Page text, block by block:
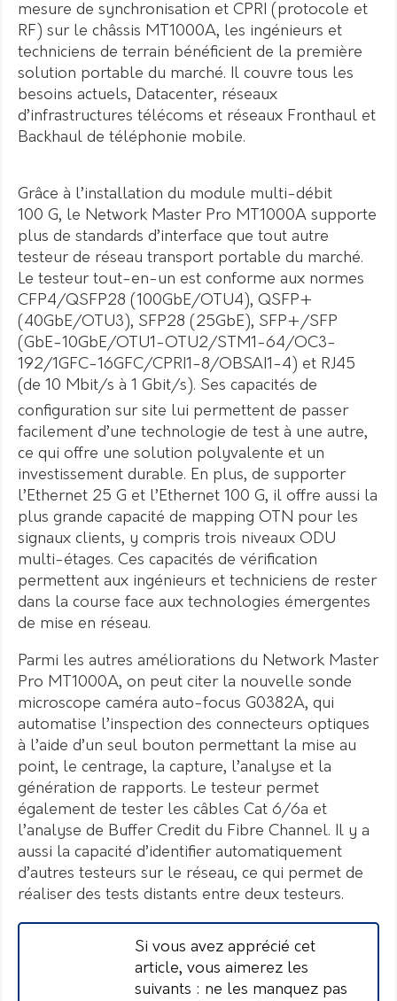
mesure de synchronisation et CPRI (protocole et
RF) sur le châssis MT1000A, les ingénieurs et
techniciens de terrain bénéficient de la première
solution portable du marché. Il couvre tous les
besoins actuels, Datacenter, réseaux
d’infrastructures télécoms et réseaux Fronthaul et
Backhaul de téléphonie mobile.
Grâce à l’installation du module multi-débit
100 G, le Network Master Pro MT1000A supporte
plus de standards d’interface que tout autre
testeur de réseau transport portable du marché.
Le testeur tout-en-un est conforme aux normes
CFP4/QSFP28 (100GbE/OTU4), QSFP+
(40GbE/OTU3), SFP28 (25GbE), SFP+/SFP
(GbE-10GbE/OTU1-OTU2/STM1-64/OC3-
192/1GFC-16GFC/CPRI1-8/OBSAI1-4) et RJ45
(de 10 Mbit/s à 1 Gbit/s). Ses capacités de
configuration sur site lui permettent de passer
facilement d’une technologie de test à une autre,
ce qui offre une solution polyvalente et un
investissement durable. En plus, de supporter
l’Ethernet 25 G et l’Ethernet 100 G, il offre aussi la
plus grande capacité de mapping OTN pour les
signaux clients, y compris trois niveaux ODU
multi-étages. Ces capacités de vérification
permettent aux ingénieurs et techniciens de rester
dans la course face aux technologies émergentes
de mise en réseau.
Parmi les autres améliorations du Network Master
Pro MT1000A, on peut citer la nouvelle sonde
microscope caméra auto-focus G0382A, qui
automatise l’inspection des connecteurs optiques
à l’aide d’un seul bouton permettant la mise au
point, le centrage, la capture, l’analyse et la
génération de rapports. Le testeur permet
également de tester les câbles Cat 6/6a et
l’analyse de Buffer Credit du Fibre Channel. Il y a
aussi la capacité d’identifier automatiquement
d’autres testeurs sur le réseau, ce qui permet de
réaliser des tests distants entre deux testeurs.
Si vous avez apprécié cet
article, vous aimerez les
suivants : ne les manquez pas